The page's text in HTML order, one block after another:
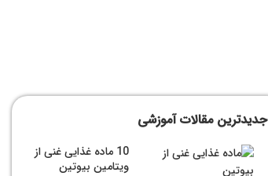
جدیدترین مقالات آموزشی
10 ماده غذایی غنی از
ویتامین بیوتین